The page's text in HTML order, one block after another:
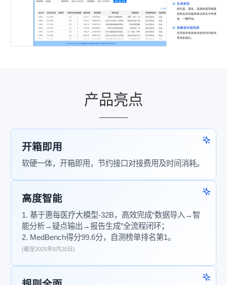
产品亮点
开箱即用
软硬一体，开箱即用，节约接口对接费用及时间消耗。
高度智能
1. 基于惠每医疗大模型-32B，高效完成“数据导入→智
能分析→疑点输出→报告生成”全流程闭环；
2. MedBench得分99.6分，自测榜单排名第1。
(截至2025年8月20日)